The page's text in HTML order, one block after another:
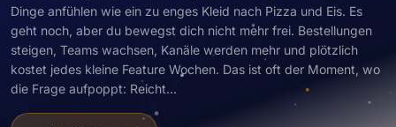
Dinge anfühlen wie ein zu enges Kleid nach Pizza und Eis. Es
geht noch, aber du bewegst dich nicht mehr frei. Bestellungen
steigen, Teams wachsen, Kanäle werden mehr und plötzlich
kostet jedes kleine Feature Wochen. Das ist oft der Moment, wo
die Frage aufpoppt: Reicht...